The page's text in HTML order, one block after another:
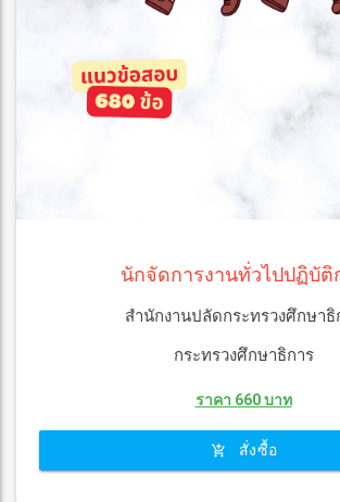
นักจัดการงานทั่วไปปฏิบัติ
สำนักงานปลัดกระทรวงศึกษาธิ
กระทรวงศึกษาธิการ
ราคา 660 บาท
สั่งซื้อ